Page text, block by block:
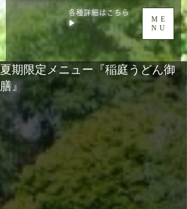
ME
NU
各種詳細はこちら
▶
夏期限定メニュー『稲庭うどん御
膳』